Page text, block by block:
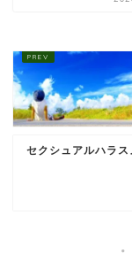
セクシュアルハラ